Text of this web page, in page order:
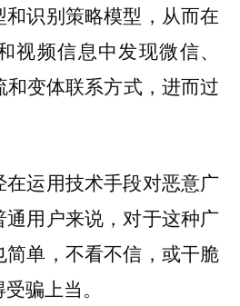
识别策略模型，从而在
视频信息中发现微信、
变体联系方式，进而过
运用技术手段对恶意广
用户来说，对于这种广
单，不看不信，或干脆
骗上当。